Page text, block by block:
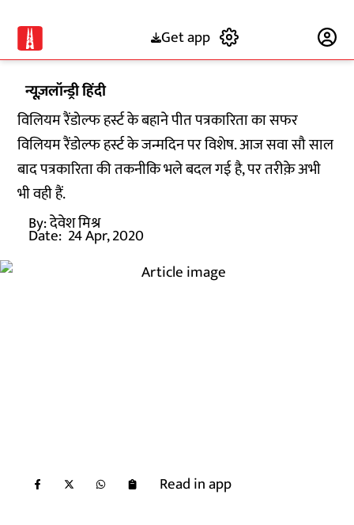
Get app
न्यूज़लॉन्ड्री हिंदी
विलियम रैंडोल्फ हर्स्ट के बहाने पीत पत्रकारिता का सफर
विलियम रैंडोल्फ हर्स्ट के जन्मदिन पर विशेष. आज सवा सौ साल
बाद पत्रकारिता की तकनीकि भले बदल गई है, पर तरीक़े अभी
भी वही हैं.
By:देवेश मिश्र
Date: 24 Apr, 2020
Read in app